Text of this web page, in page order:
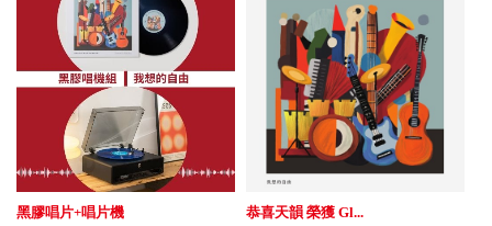
黑膠唱片+唱片機 恭喜天韻 榮獲 Gl...